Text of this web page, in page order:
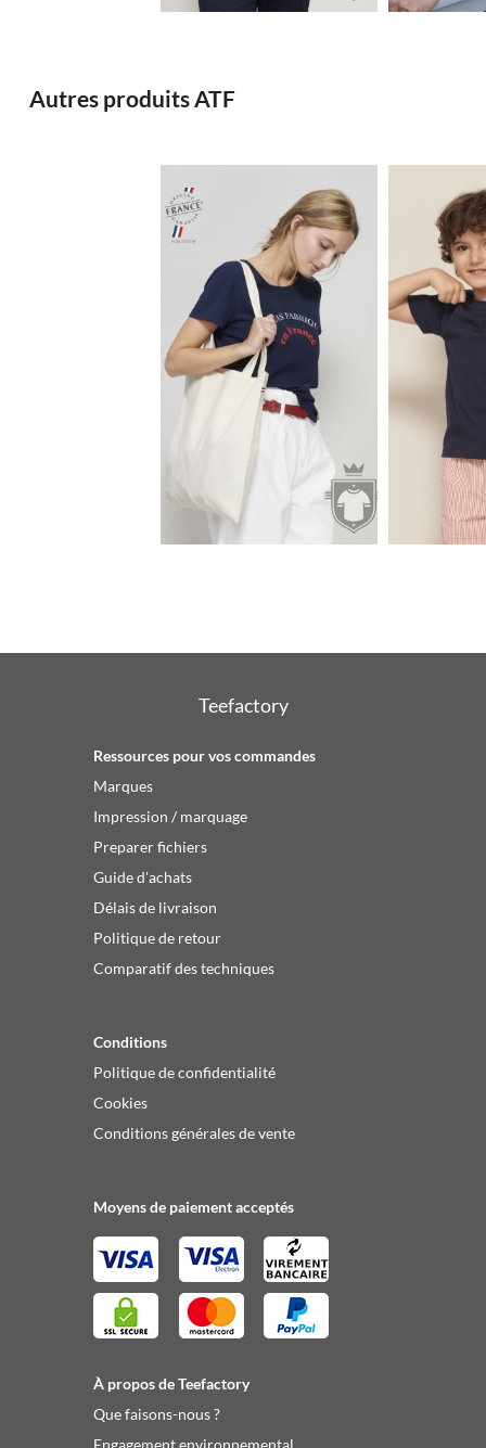
Autres produits ATF
4.11€
Teefactory
Ressources pour vos commandes
Marques
Impression / marquage
Preparer fichiers
Guide d'achats
Délais de livraison
Politique de retour
Comparatif des techniques
Conditions
Politique de confidentialité
Cookies
Conditions générales de vente
Moyens de paiement acceptés
À propos de Teefactory
Que faisons-nous ?
Engagement environnemental